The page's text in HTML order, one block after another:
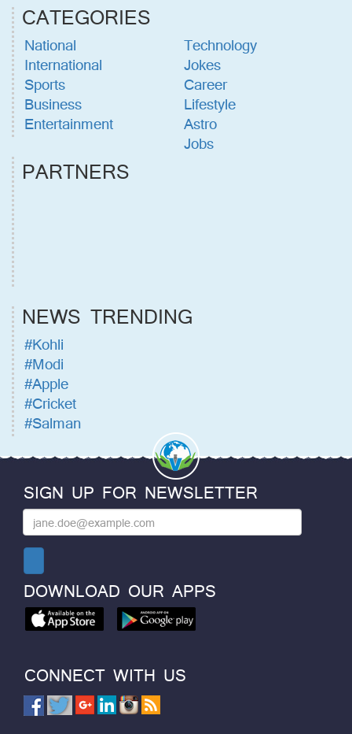
CATEGORIES
National
International
Sports
Business
Entertainment
Technology
Jokes
Career
Lifestyle
Astro
Jobs
PARTNERS
NEWS TRENDING
#Kohli
#Modi
#Apple
#Cricket
#Salman
SIGN UP FOR NEWSLETTER
DOWNLOAD OUR APPS
CONNECT WITH US